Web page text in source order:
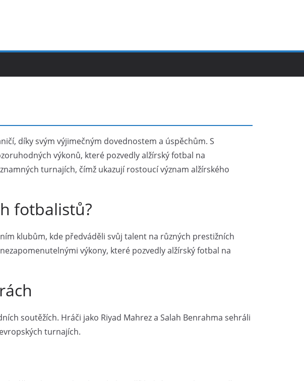
díky svým výjimečným dovednostem a úspěchům. S
výkonů, které pozvedly alžírský fotbal na
turnajích, čímž ukazují rostoucí význam alžírského
fotbalistů?
klubům, kde předváděli svůj talent na různých prestižních
výkony, které pozvedly alžírský fotbal na
soutěžích. Hráči jako Riyad Mahrez a Salah Benrahma sehráli
turnajích.